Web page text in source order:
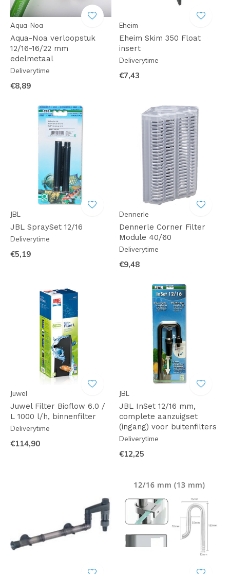
Aqua-Noa
Aqua-Noa verloopstuk
12/16-16/22 mm
edelmetaal
Deliverytime
€8,89
Eheim
Eheim Skim 350 Float
insert
Deliverytime
€7,43
JBL
JBL SpraySet 12/16
Deliverytime
€5,19
Dennerle
Dennerle Corner Filter
Module 40/60
Deliverytime
€9,48
Juwel
Juwel Filter Bioflow 6.0 /
L 1000 l/h, binnenfilter
Deliverytime
€114,90
JBL
JBL InSet 12/16 mm,
complete aanzuigset
(ingang) voor buitenfilters
Deliverytime
€12,25